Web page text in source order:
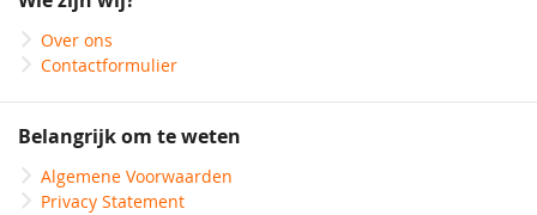
nieuwsbrief
Over ons
Contactformulier
Belangrijk om te weten
Algemene Voorwaarden
Privacy Statement